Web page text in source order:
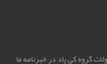
گروه کی پاد در خبرنامه ما